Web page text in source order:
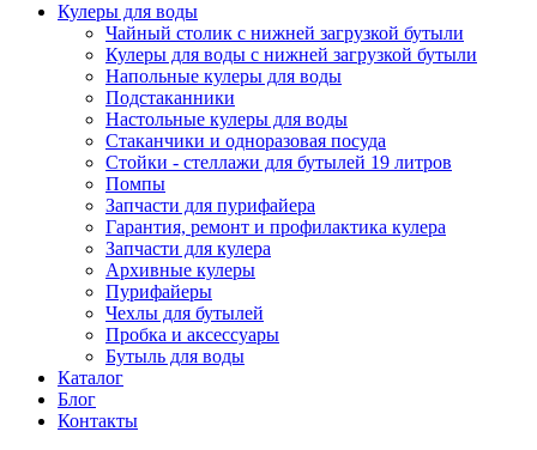
Кулеры для воды
Чайный столик с нижней загрузкой бутыли
Кулеры для воды с нижней загрузкой бутыли
Напольные кулеры для воды
Подстаканники
Настольные кулеры для воды
Стаканчики и одноразовая посуда
Стойки - стеллажи для бутылей 19 литров
Помпы
Запчасти для пурифайера
Гарантия, ремонт и профилактика кулера
Запчасти для кулера
Архивные кулеры
Пурифайеры
Чехлы для бутылей
Пробка и аксессуары
Бутыль для воды
Каталог
Блог
Контакты